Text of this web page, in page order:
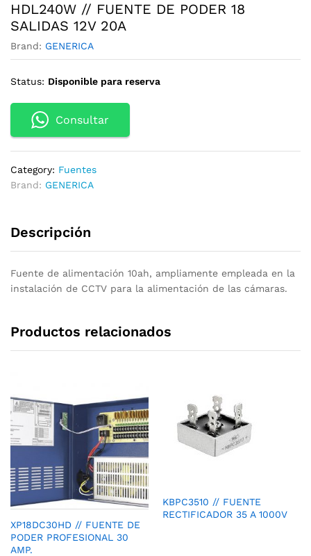
HDL240W // FUENTE DE PODER 18
SALIDAS 12V 20A
Brand: GENERICA
Status: Disponible para reserva
Consultar
Category: Fuentes
Brand: GENERICA
Descripción
Fuente de alimentación 10ah, ampliamente empleada en la
instalación de CCTV para la alimentación de las cámaras.
Productos relacionados
XP18DC30HD // FUENTE DE
PODER PROFESIONAL 30
AMP.
KBPC3510 // FUENTE
RECTIFICADOR 35 A 1000V